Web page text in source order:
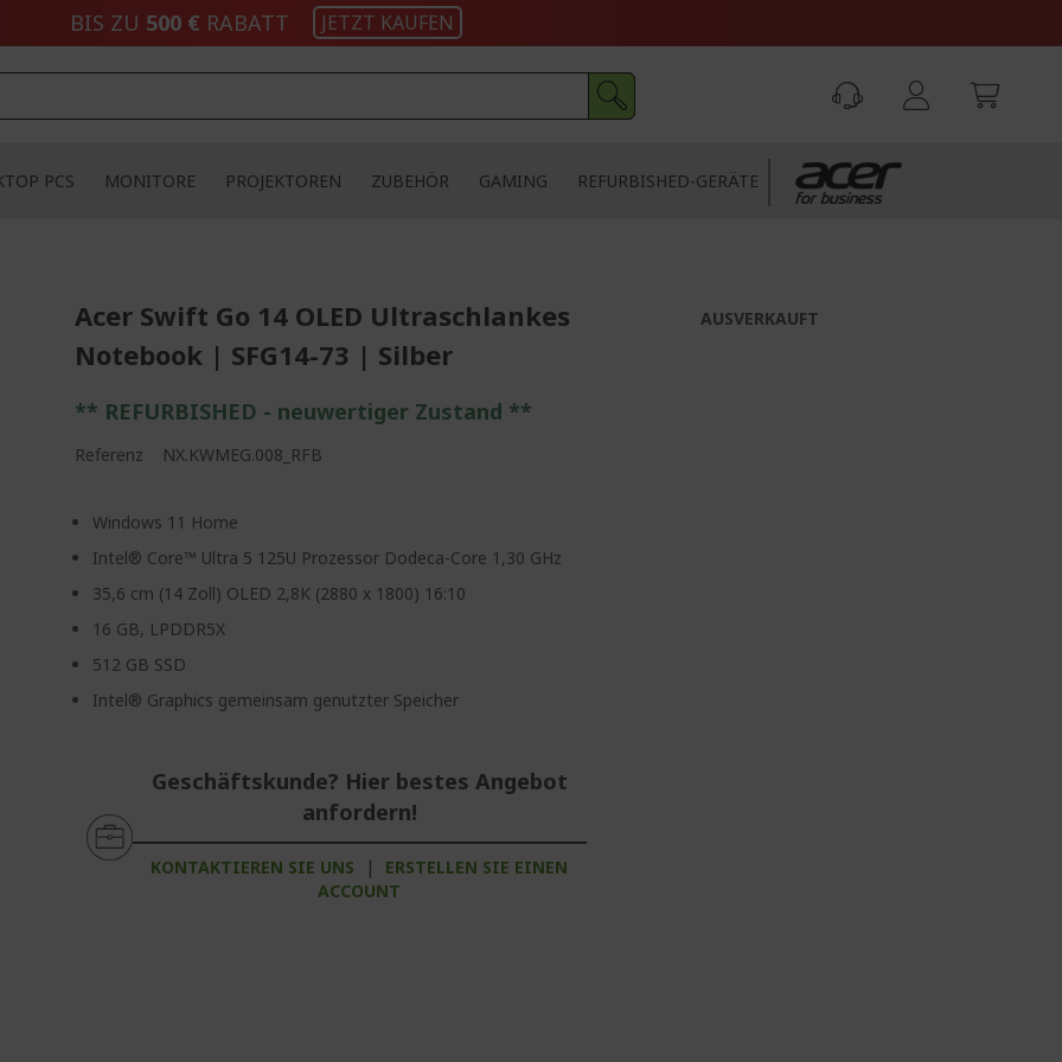
BIS ZU 500 € RABATT JETZT KAUFEN
PCS MONITORE PROJEKTOREN ZUBEHÖR GAMING REFURBISHED-GERÄTE
Acer Swift Go 14 OLED Ultraschlankes
Notebook | SFG14-73 | Silber
** REFURBISHED - neuwertiger Zustand **
Referenz NX.KWMEG.008_RFB
Windows 11 Home
Intel® Core™ Ultra 5 125U Prozessor Dodeca-Core 1,30 GHz
35,6 cm (14 Zoll) OLED 2,8K (2880 x 1800) 16:10
16 GB, LPDDR5X
512 GB SSD
Intel® Graphics gemeinsam genutzter Speicher
Geschäftskunde? Hier bestes Angebot
anfordern!
KONTAKTIEREN SIE UNS |
ERSTELLEN SIE EINEN
ACCOUNT
AUSVERKAUFT